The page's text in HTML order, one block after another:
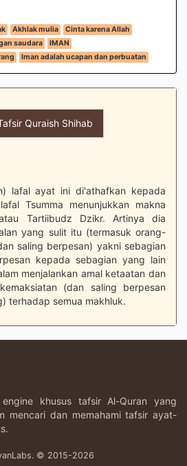
Akhlak mulia
Cinta karena Allah
saudara
IMAN
Iman adalah ucapan dan perbuatan
Quraish Shihab
lafal ayat ini di'athafkan kepada
Tsumma menunjukkan makna
Tartiibudz Dzikr. Artinya dia
yang sulit itu (termasuk orang-
saling berpesan) yakni sebagian
kepada sebagian yang lain
menjalankan amal ketaatan dan
(dan saling berpesan
terhadap semua makhluk.
khusus tafsir Al-Quran yang
mencari dan memahami tafsir ayat-
© 2015-2026